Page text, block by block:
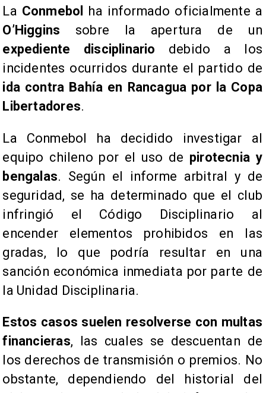
La Conmebol
ha informado oficialmente a
O’Higgins sobre la apertura de un
expediente disciplinario debido a los
incidentes ocurridos durante el partido de
ida contra Bahía en Rancagua por la Copa
Libertadores.
La Conmebol ha decidido investigar al
equipo chileno por el uso de pirotecnia y
bengalas. Según el informe arbitral y de
seguridad, se ha determinado que el club
infringió el Código Disciplinario al
encender elementos prohibidos en las
gradas, lo que podría resultar en una
sanción económica inmediata por parte de
la Unidad Disciplinaria.
Estos casos suelen resolverse con multas
financieras, las cuales se descuentan de
los derechos de transmisión o premios. No
obstante, dependiendo del historial del